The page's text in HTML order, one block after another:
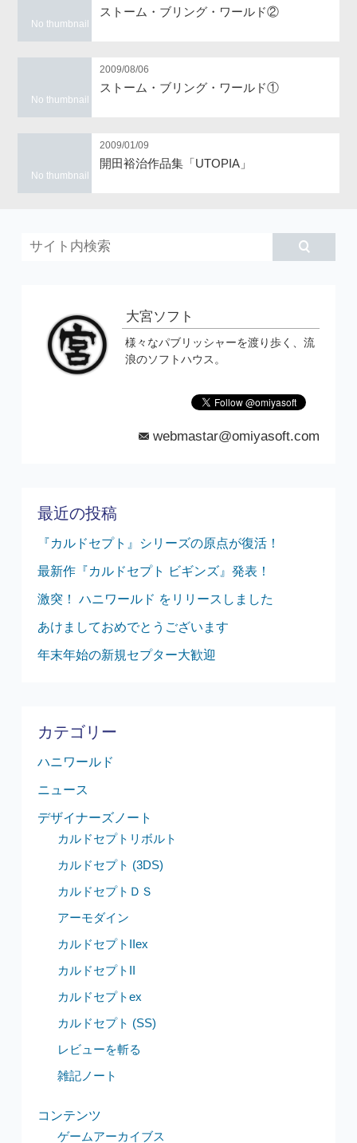
No thumbnail
ストーム・ブリング・ワールド②
No thumbnail
2009/08/06
ストーム・ブリング・ワールド①
No thumbnail
2009/01/09
開田裕治作品集「UTOPIA」
大宮ソフト
様々なパブリッシャーを渡り歩く、流
浪のソフトハウス。
mail webmastar@omiyasoft.com
最近の投稿
『カルドセプト』シリーズの原点が復活！
最新作『カルドセプト ビギンズ』発表！
激突！ ハニワールド をリリースしました
あけましておめでとうございます
年末年始の新規セプター大歓迎
カテゴリー
ハニワールド
ニュース
デザイナーズノート
カルドセプトリボルト
カルドセプト (3DS)
カルドセプトＤＳ
アーモダイン
カルドセプトIIex
カルドセプトII
カルドセプトex
カルドセプト (SS)
レビューを斬る
雑記ノート
コンテンツ
ゲームアーカイブス